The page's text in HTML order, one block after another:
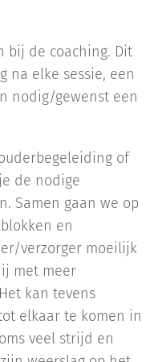
bij de coaching. Dit
na elke sessie, een
nodig/gewenst een
of
de nodige
Samen gaan we op
en
verzorger moeilijk
met meer
kan tevens
elkaar te komen in
veel strijd en